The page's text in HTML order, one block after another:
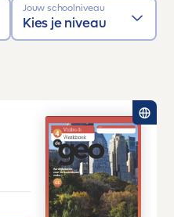
Jouw schoolniveau
Kies je niveau